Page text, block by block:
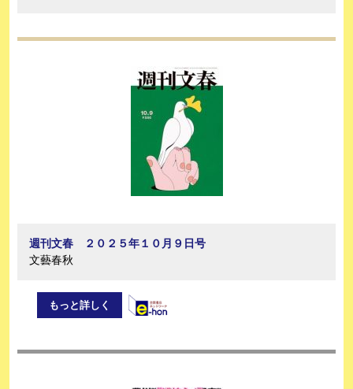
週刊文春 ２０２５年１０月９日号
文藝春秋
もっと詳しく